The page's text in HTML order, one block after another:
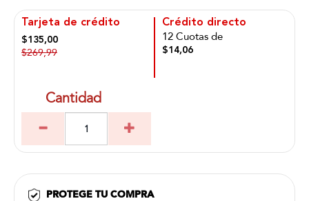
Tarjeta de crédito
$135,00
$269,99
Crédito directo
12 Cuotas de
$14,06
Cantidad
PROTEGE TU COMPRA